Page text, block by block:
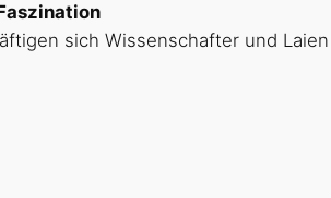
sich Wissenschafter und